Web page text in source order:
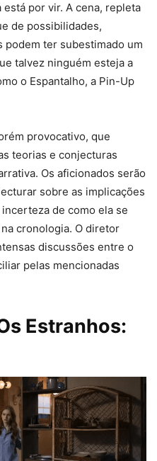
por vir. A cena, repleta
de possibilidades,
podem ter subestimado um
talvez ninguém esteja a
o Espantalho, a Pin-Up
provocativo, que
teorias e conjecturas
Os aficionados serão
sobre as implicações
de como ela se
cronologia. O diretor
discussões entre o
pelas mencionadas
Estranhos: